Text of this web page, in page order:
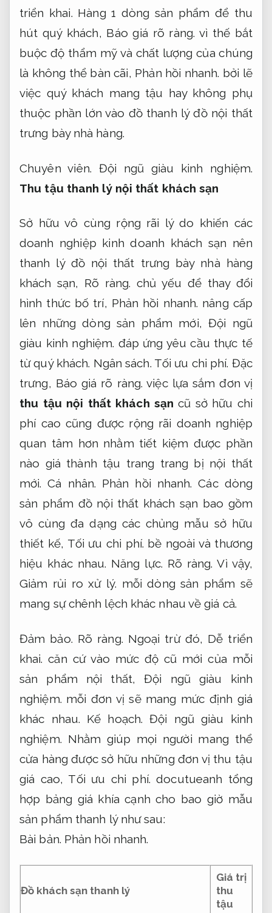
triển khai. Hàng 1 dòng sản phẩm để thu
hút quý khách, Báo giá rõ ràng. vì thế bắt
buộc độ thẩm mỹ và chất lượng của chúng
là không thể bàn cãi, Phản hồi nhanh. bởi lẽ
việc quý khách mang tậu hay không phụ
thuộc phần lớn vào đồ thanh lý đồ nội thất
trưng bày nhà hàng.
Chuyên viên. Đội ngũ giàu kinh nghiệm.
Thu tậu thanh lý nội thất khách sạn
Sở hữu vô cùng rộng rãi lý do khiến các
doanh nghiệp kinh doanh khách sạn nên
thanh lý đồ nội thất trưng bày nhà hàng
khách sạn, Rõ ràng. chủ yếu để thay đổi
hình thức bố trí, Phản hồi nhanh. nâng cấp
lên những dòng sản phẩm mới,Đội ngũ
giàu kinh nghiệm. đáp ứng yêu cầu thực tế
từ quý khách. Ngân sách. Tối ưu chi phí. Đặc
trưng, Báo giá rõ ràng. việc lựa sắm đơn vị
thu tậu nội thất khách sạn cũ sở hữu chi
phí cao cũng được rộng rãi doanh nghiệp
quan tâm hơn nhằm tiết kiệm được phần
nào giá thành tậu trang trang bị nội thất
mới.Cá nhân. Phản hồi nhanh. Các dòng
sản phẩm đồ nội thất khách sạn bao gồm
vô cùng đa dạng các chủng mẫu sở hữu
thiết kế, Tối ưu chi phí. bề ngoài và thương
hiệu khác nhau. Năng lực. Rõ ràng. Vì vậy,
Giảm rủi ro xử lý. mỗi dòng sản phẩm sẽ
mang sự chênh lệch khác nhau về giá cả.
Đảm bảo. Rõ ràng. Ngoại trừ đó, Dễ triển
khai. căn cứ vào mức độ cũ mới của mỗi
sản phẩm nội thất,Đội ngũ giàu kinh
nghiệm. mỗi đơn vị sẽ mang mức định giá
khác nhau. Kế hoạch. Đội ngũ giàu kinh
nghiệm. Nhằm giúp mọi người mang thể
cửa hàng được sở hữu những đơn vị thu tậu
giá cao, Tối ưu chi phí. docutueanh tổng
hợp bảng giá khía cạnh cho bao giờ mẫu
sản phẩm thanh lý như sau:
Bài bản. Phản hồi nhanh.
Đồ khách sạn thanh lý
Giá trị
thu
tậu